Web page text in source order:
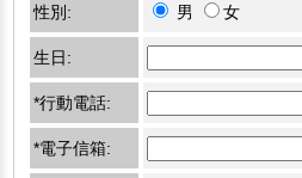
性別: 男 女
生日:
*行動電話:
*電子信箱: